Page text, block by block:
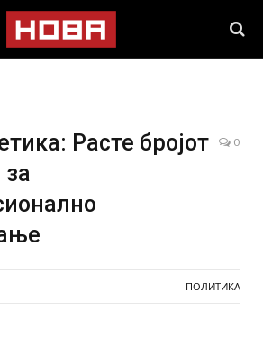
Расте бројот
0
ПОЛИТИКА